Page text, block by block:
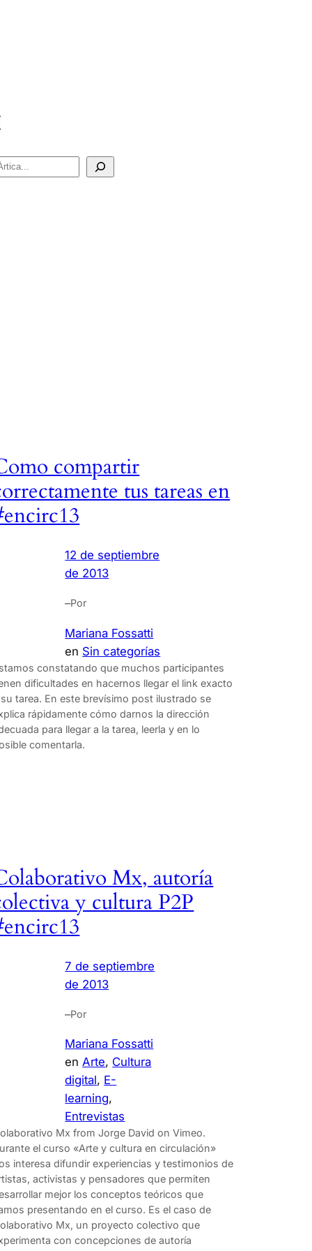
compartir
tus tareas en
12 de septiembre
de 2013
–Por
Mariana Fossatti
en Sin categorías
constatando que muchos participantes
dificultades en hacernos llegar el link exacto
tarea. En este brevísimo post ilustrado se
rápidamente cómo darnos la dirección
para llegar a la tarea, leerla y en lo
comentarla.
Mx, autoría
y cultura P2P
7 de septiembre
de 2013
–Por
Mariana Fossatti
enArte, Cultura
digital, E-
learning
Entrevistas
Mx from Jorge David on Vimeo.
el curso «Arte y cultura en circulación»
interesa difundir experiencias y testimonios de
activistas y pensadores que permiten
mejor los conceptos teóricos que
presentando en el curso. Es el caso de
Mx, un proyecto colectivo que
con concepciones de autoría